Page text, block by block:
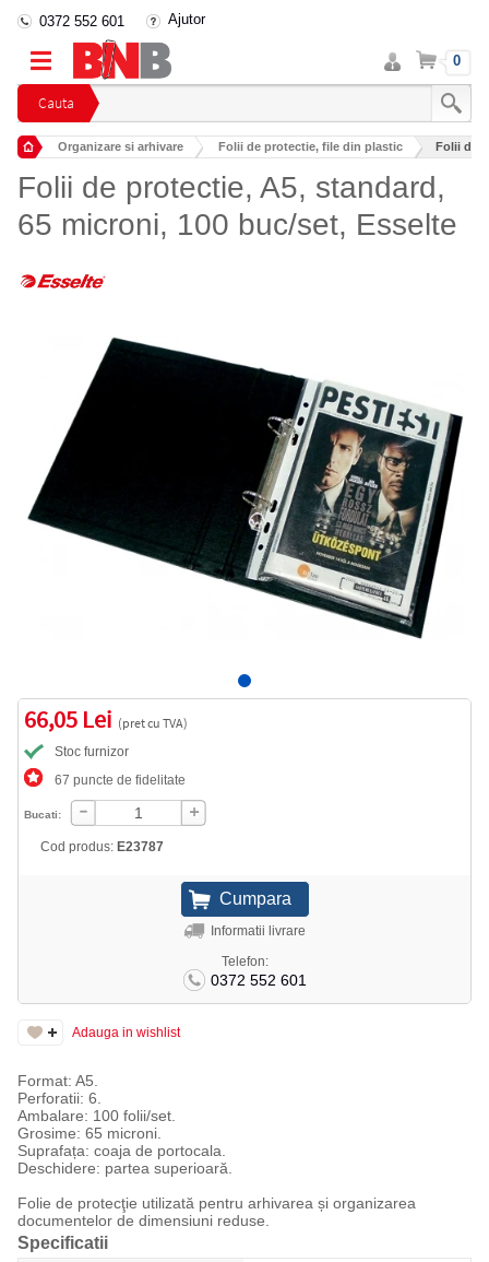
Cauta
0372 552 601 Ajutor
Intra
in
cont
Cos 0
Organizare si arhivare Folii de protectie, file din plastic Folii de
Folii de protectie, A5, standard,
65 microni, 100 buc/set, Esselte
66,05 Lei (pret cu TVA)
Stoc furnizor
67 puncte de fidelitate
Bucati:
Cod produs: E23787
Informatii livrare
Telefon:
0372 552 601
Adauga in wishlist
Format: A5.
Perforatii: 6.
Ambalare: 100 folii/set.
Grosime: 65 microni.
Suprafața: coaja de portocala.
Deschidere: partea superioară.
Folie de protecţie utilizată pentru arhivarea și organizarea
documentelor de dimensiuni reduse.
Specificatii